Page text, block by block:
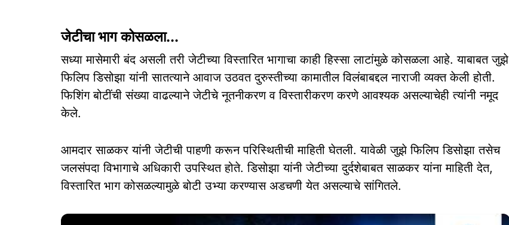
जेटीचा भाग कोसळला...
सध्या मासेमारी बंद असली तरी जेटीच्या विस्तारित भागाचा काही हिस्सा लाटांमुळे कोसळला आहे. याबाबत जुझे
फिलिप डिसोझा यांनी सातत्याने आवाज उठवत दुरुस्तीच्या कामातील विलंबाबद्दल नाराजी व्यक्त केली होती.
फिशिंग बोटींची संख्या वाढल्याने जेटीचे नूतनीकरण व विस्तारीकरण करणे आवश्यक असल्याचेही त्यांनी नमूद
केले.
आमदार साळकर यांनी जेटीची पाहणी करून परिस्थितीची माहिती घेतली. यावेळी जुझे फिलिप डिसोझा तसेच
जलसंपदा विभागाचे अधिकारी उपस्थित होते. डिसोझा यांनी जेटीच्या दुर्दशेबाबत साळकर यांना माहिती देत,
विस्तारित भाग कोसळल्यामुळे बोटी उभ्या करण्यास अडचणी येत असल्याचे सांगितले.